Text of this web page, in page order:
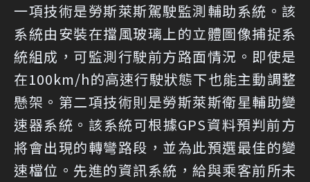
一項技術是勞斯萊斯駕駛監測輔助系統。該
系統由安裝在擋風玻璃上的立體圖像捕捉系
統組成，可監測行駛前方路面情況。即使是
在100km/h的高速行駛狀態下也能主動調整
懸架。第二項技術則是勞斯萊斯衛星輔助變
速器系統。該系統可根據GPS資料預判前方
將會出現的轉彎路段，並為此預選最佳的變
速檔位。先進的資訊系統，給與乘客前所未